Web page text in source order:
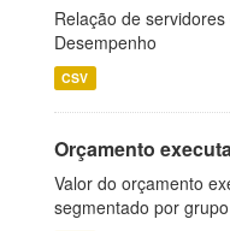
Relação de
Desempenho
CSV
Orçamento
Valor do orçamento
segmentado por